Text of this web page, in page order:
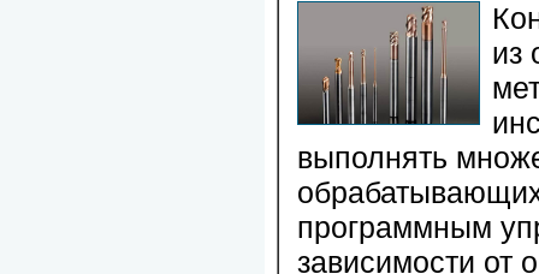
из
выполнять
программным
зависимости от